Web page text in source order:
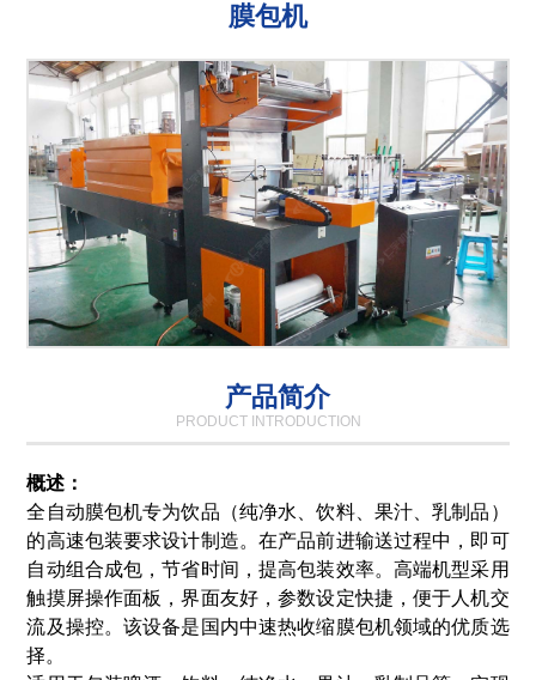
膜包机
产品简介
PRODUCT INTRODUCTION
概述：
全自动膜包机专为饮品（纯净水、饮料、果汁、乳制品）
的高速包装要求设计制造。在产品前进输送过程中，即可
自动组合成包，节省时间，提高包装效率。高端机型采用
触摸屏操作面板，界面友好，参数设定快捷，便于人机交
流及操控。该设备是国内中速热收缩膜包机领域的优质选
择。